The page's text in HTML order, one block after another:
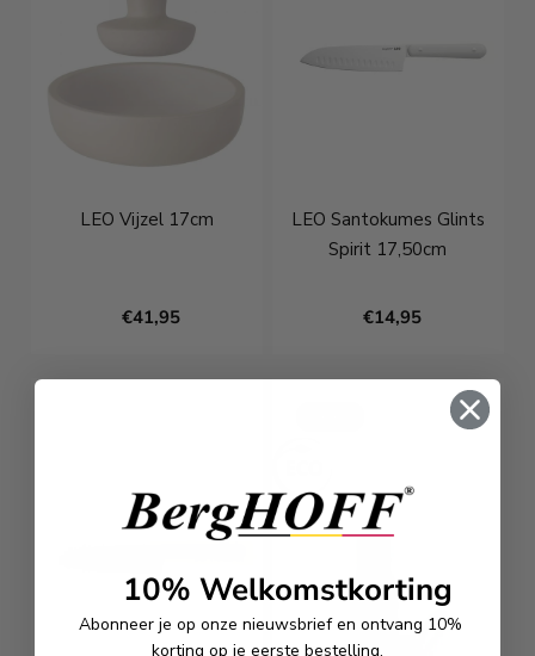
LEO Vijzel 17cm
€41,95
LEO Santokumes Glints
Spirit 17,50cm
€14,95
10% Welkomstkorting
Abonneer je op onze nieuwsbrief en ontvang 10%
korting op je eerste bestelling.